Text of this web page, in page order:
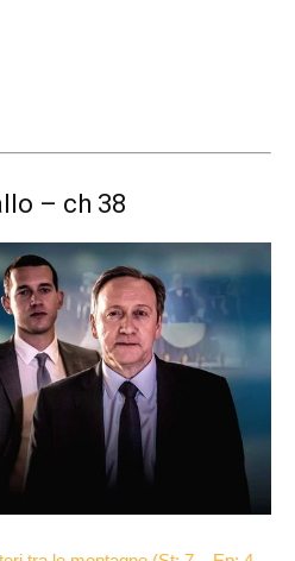
– ch 38